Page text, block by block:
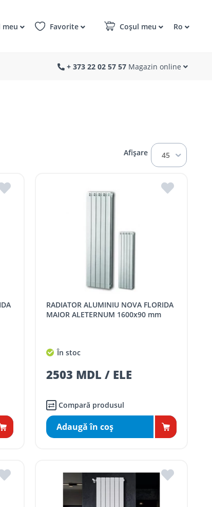
meu Favorite Coșul meu Ro
+ 373 22 02 57 57 Magazin online
Afișare 45
RADIATOR ALUMINIU NOVA FLORIDA
MAIOR ALETERNUM 1600x90 mm
În stoc
2503 MDL / ELE
Compară produsul
Adaugă în coş